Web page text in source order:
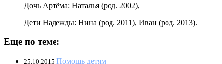
Дочь Артёма: Наталья (род. 2002),
Дети Надежды: Нина (род. 2011), Иван (род. 2013).
Еще по теме:
25.10.2015 Помощь детям